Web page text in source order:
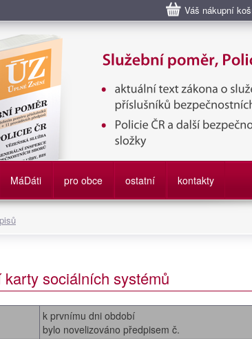
Váš nákupní
příslušníků bezpečnostních sborů, Policie ČR, Vězeňská
služby
MáDáti pro obce ostatní kontakty
sociálních systémů
k prvnímu dni období
bylo novelizováno předpisem č.